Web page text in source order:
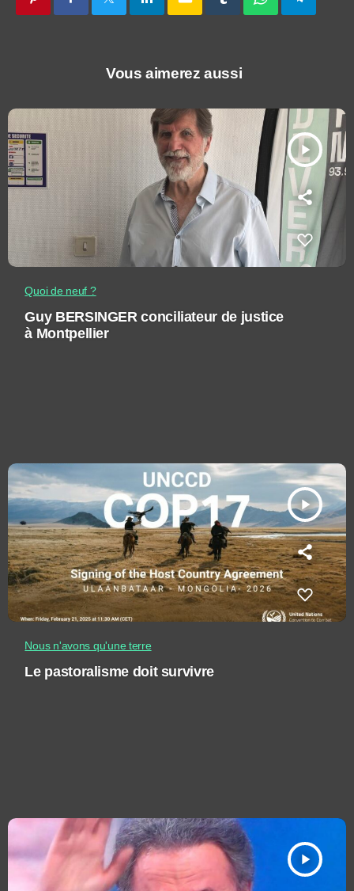
Vous aimerez aussi
play_arrow
Quoi de neuf ?
Guy BERSINGER conciliateur de justice
à Montpellier
play_arrow
Nous n'avons qu'une terre
Le pastoralisme doit survivre
play_arrow